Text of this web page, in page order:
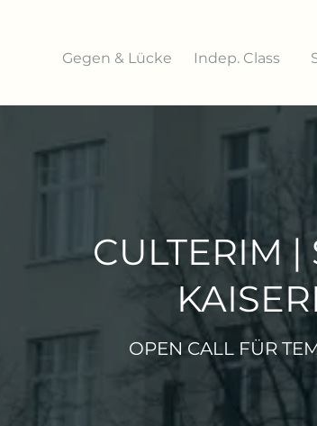
Gegen & Lücke Indep. Class
CULTERIM |
OPEN CALL FÜR